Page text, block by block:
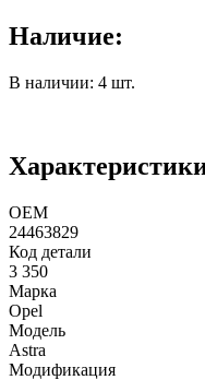
Наличие:
В наличии: 4 шт.
ОЕМ
24463829
Код детали
3 350
Марка
Opel
Модель
Astra
Модификация